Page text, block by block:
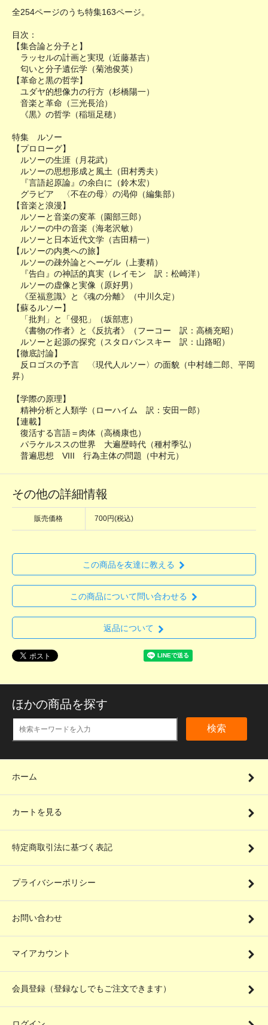
全254ページのうち特集163ページ。
目次：
【集合論と分子と】
ラッセルの計画と実現（近藤基吉）
匂いと分子遺伝学（菊池俊英）
【革命と黒の哲学】
ユダヤ的想像力の行方（杉橋陽一）
音楽と革命（三光長治）
《黒》の哲学（稲垣足穂）
特集 ルソー
【プロローグ】
ルソーの生涯（月花武）
ルソーの思想形成と風土（田村秀夫）
『言語起原論』の余白に（鈴木宏）
グラビア 〈不在の母〉の渇仰（編集部）
【音楽と浪漫】
ルソーと音楽の変革（園部三郎）
ルソーの中の音楽（海老沢敏）
ルソーと日本近代文学（吉田精一）
【ルソーの内奥への旅】
ルソーの疎外論とヘーゲル（上妻精）
『告白』の神話的真実（レイモン 訳：松崎洋）
ルソーの虚像と実像（原好男）
《至福意識》と《魂の分離》（中川久定）
【蘇るルソー】
「批判」と「侵犯」（坂部恵）
《書物の作者》と《反抗者》（フーコー 訳：高橋充昭）
ルソーと起源の探究（スタロバンスキー 訳：山路昭）
【徹底討論】
反ロゴスの予言 〈現代人ルソー〉の面貌（中村雄二郎、平岡
昇）
【学際の原理】
精神分析と人類学（ローハイム 訳：安田一郎）
【連載】
復活する言語＝肉体（高橋康也）
パラケルススの世界 大遍歴時代（種村季弘）
普遍思想 VIII 行為主体の問題（中村元）
その他の詳細情報
販売価格 700円(税込)
この商品を友達に教える
この商品について問い合わせる
返品について
ほかの商品を探す
検索
ホーム
カートを見る
特定商取引法に基づく表記
プライバシーポリシー
お問い合わせ
マイアカウント
会員登録（登録なしでもご注文できます）